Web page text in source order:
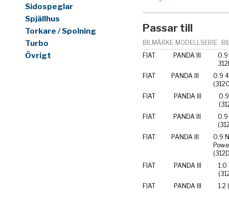
Sidospeglar
Spjällhus
Torkare / Spolning
Turbo
Övrigt
Passar till
BILMÄRKE MODELLSERIE
FIAT
PANDA III
0.9
FIAT
PANDA III
0.9
FIAT
PANDA III
FIAT
PANDA III
FIAT
PANDA III
0.9
FIAT
PANDA III
1.0
FIAT
PANDA III 1.2